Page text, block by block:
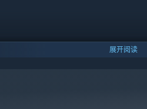
展开阅读